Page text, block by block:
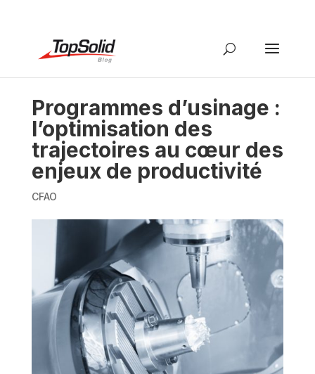
Programmes d’usinage :
l’optimisation des
trajectoires au cœur des
enjeux de productivité
CFAO